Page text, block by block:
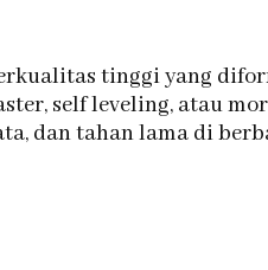
tinggi yang
self leveling, atau
dan tahan lama di